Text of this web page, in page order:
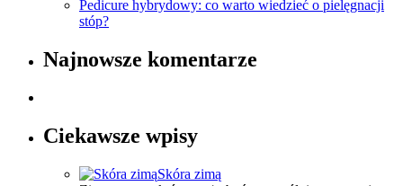
Pedicure hybrydowy: co warto wiedzieć o pielęgnacji
stóp?
Najnowsze komentarze
Ciekawsze wpisy
Skóra zimą